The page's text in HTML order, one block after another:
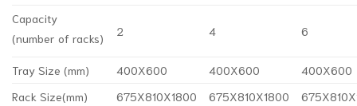
Capacity
(number of racks)
2 4 6
Tray Size (mm) 400X600 400X600
400X600
Rack Size(mm)
675X810X1800 675X810X1800